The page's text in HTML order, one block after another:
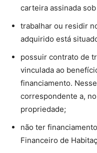
carteira assinada
trabalhar ou residir
adquirido está
possuir contrato de
vinculada ao
financiamento.
correspondente a,
propriedade;
não ter
Financeiro de